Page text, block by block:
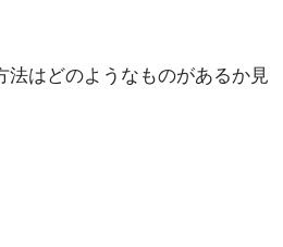
はどのようなものがあるか見